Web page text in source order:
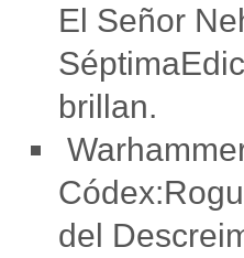
El Señor
brillan.
del